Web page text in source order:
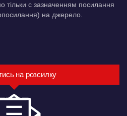
тільки c зазначенням посилання
на джерело.
на розсилку